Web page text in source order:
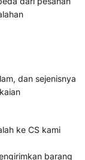
dan sejenisnya
ke CS kami
barang